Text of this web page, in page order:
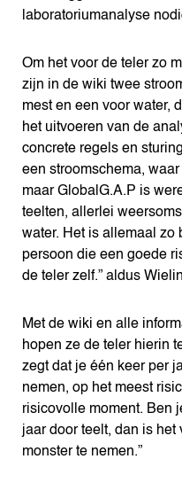
laboratoriumanalyse
Om het voor de teler zo
zijn in de wiki twee
mest en een voor water,
het uitvoeren van de
concrete regels en
een stroomschema,
maar GlobalG.A.P is
teelten, allerlei
water. Het is allemaal zo
persoon die een goede
de teler zelf.” aldus
Met de wiki en alle
hopen ze de teler hierin
zegt dat je één keer per
nemen, op het meest
risicovolle moment. Ben
jaar door teelt, dan is het
monster te nemen.”